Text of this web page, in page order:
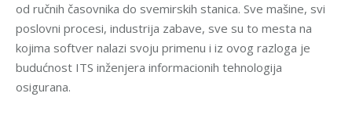
od ručnih časovnika do svemirskih stanica. Sve mašine, svi
poslovni procesi, industrija zabave, sve su to mesta na
kojima softver nalazi svoju primenu i iz ovog razloga je
budućnost ITS inženjera informacionih tehnologija
osigurana.